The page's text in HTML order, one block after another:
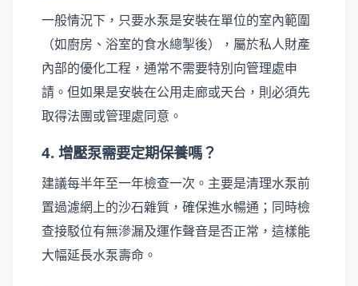
一般情況下，只要水泵是安裝在單位的室內範圍
（如廚房、浴室的食水總掣後），屬於私人財產
內部的優化工程，通常不需要特別向管理處申
請。但如果是安裝在公用走廊或天台，則必須先
取得法團或管理處同意。
4. 增壓泵需要定期保養嗎？
建議每半年至一年檢查一次。主要是清理水泵前
置過濾網上的沙石雜質，確保進水暢通；同時檢
查接駁位有無滲漏及運作聲音是否正常，這樣能
大幅延長水泵壽命。